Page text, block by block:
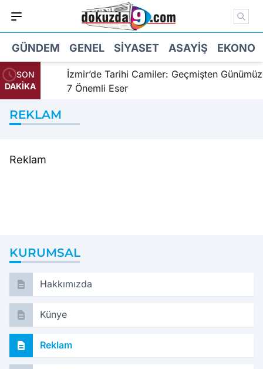
GÜNDEM GENEL SIYASET ASAYIŞ
SON
DAKİKA
İzmir’de Tarihi Camiler: Geçmişten
7 Önemli Eser
REKLAM
Reklam
KURUMSAL
Hakkımızda
Künye
Reklam